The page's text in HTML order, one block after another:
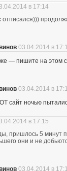
в 17:14
отписался)))
03.04.2014 в
— пишите на этом
03.04.2014 в
сайт ночью
в 17:15
пришлось 5 минут
они и не
03.04.2014 в